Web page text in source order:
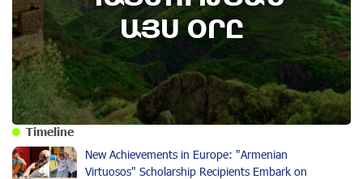
ԱՅՍ ՕՐԸ
Timeline
New Achievements in Europe: "Armenian
Virtuosos" Scholarship Recipients Embark on